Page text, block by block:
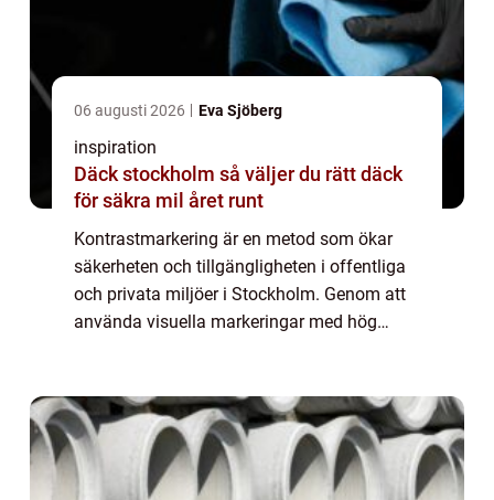
06 augusti 2026 Eva Sjöberg
inspiration
Däck stockholm så väljer du rätt däck
för säkra mil året runt
Kontrastmarkering är en metod som ökar
säkerheten och tillgängligheten i offentliga
och privata miljöer i Stockholm. Genom att
använda visuella markeringar med hög